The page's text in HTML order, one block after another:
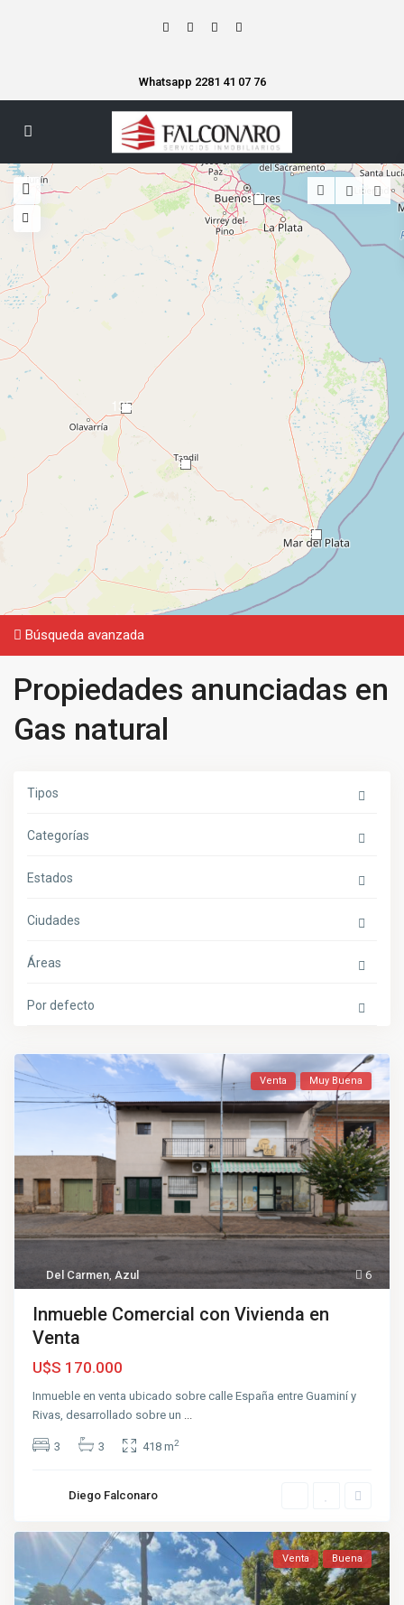
Whatsapp 2281 41 07 76
2
10
2
135
Búsqueda avanzada
Propiedades anunciadas en
Gas natural
Tipos
Categorías
Estados
Ciudades
Áreas
Por defecto
6
Del Carmen Azul
Venta Muy Buena
Inmueble Comercial con Vivienda en
Venta
U$S 170.000
Inmueble en venta ubicado sobre calle España entre Guaminí y
Rivas, desarrollado sobre un
3 3 418 m2
Diego Falconaro
Venta Buena